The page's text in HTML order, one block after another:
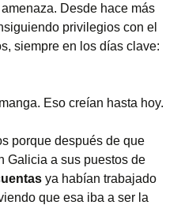
Desde hace más
privilegios con el
siempre en los días clave:
Eso creían hasta hoy.
porque después de que
Galicia a sus puestos de
ya habían trabajado
que esa iba a ser la